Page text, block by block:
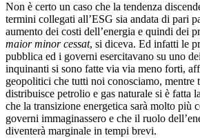
Non è certo un caso che la tendenza
termini collegati all’ESG sia andata di pari
aumento dei costi dell’energia e quindi dei
maior minor cessat, si diceva. Ed infatti le
pubblica ed i governi esercitavano su uno
inquinanti si sono fatte via via meno forti,
geopolitici che tutti noi conosciamo, mentre
distribuisce petrolio e gas naturale si è fatta
che la transizione energetica sarà molto più
governi immaginassero e che il ruolo
diventerà marginale in tempi brevi.